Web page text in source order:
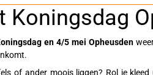
Koningsdag
en 4/5 mei Opheusden
of ander moois liggen? Rol je